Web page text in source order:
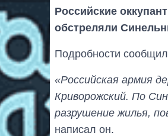
Российские
обстреляли
Подробности
«Российская армия
Криворожский. По
разрушение жилья,
написал он.